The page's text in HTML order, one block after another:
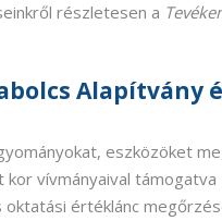
részletesen a
Alapítvány
eszközöket
kor vívmányaival támogatva
oktatási értéklánc